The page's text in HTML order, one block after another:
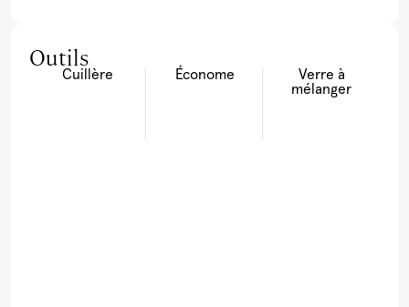
Outils
Cuillère Économe
Verre à
mélanger